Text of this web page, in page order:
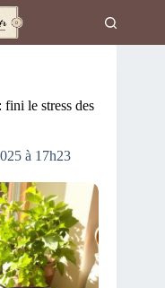
fini le stress des
à 17h23